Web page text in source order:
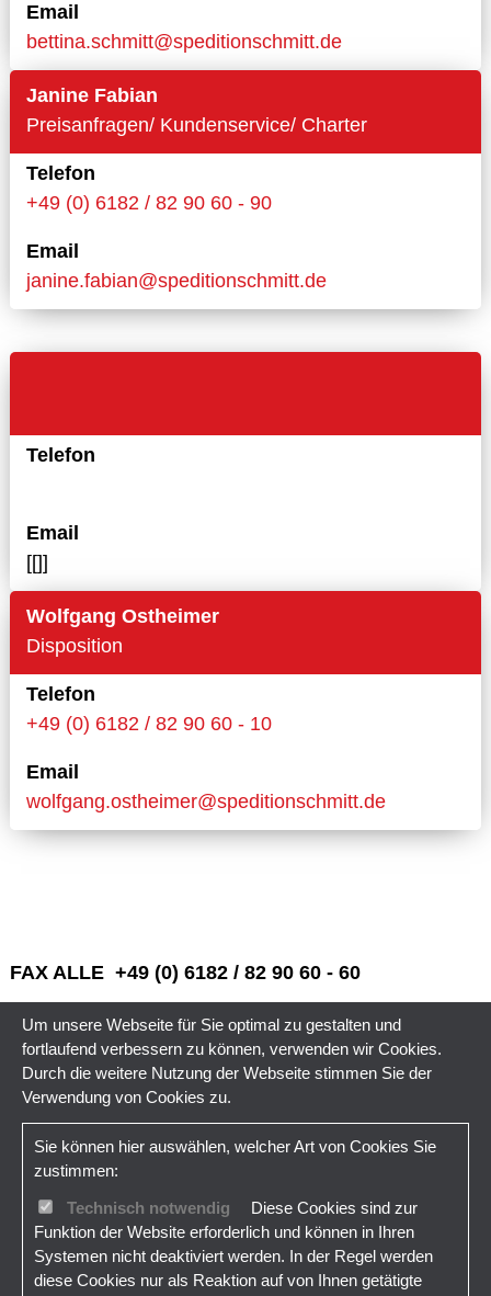
Email
bettina.schmitt@speditionschmitt.de
Janine Fabian
Preisanfragen/ Kundenservice/ Charter
Telefon
+49 (0) 6182 / 82 90 60 - 90
Email
janine.fabian@speditionschmitt.de
Telefon
Email
[[]]
Wolfgang Ostheimer
Disposition
Telefon
+49 (0) 6182 / 82 90 60 - 10
Email
wolfgang.ostheimer@speditionschmitt.de
FAX ALLE +49 (0) 6182 / 82 90 60 - 60
Um unsere Webseite für Sie optimal zu gestalten und
fortlaufend verbessern zu können, verwenden wir Cookies.
Durch die weitere Nutzung der Webseite stimmen Sie der
Verwendung von Cookies zu.
Sie können hier auswählen, welcher Art von Cookies Sie
zustimmen:
Technisch notwendig
Diese Cookies sind zur
Funktion der Website erforderlich und können in Ihren
Systemen nicht deaktiviert werden. In der Regel werden
diese Cookies nur als Reaktion auf von Ihnen getätigte